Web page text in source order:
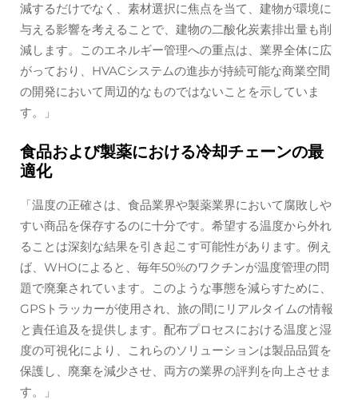
減するだけでなく、素材選択に焦点を当て、建物が環境に
与える影響を考えることで、建物の二酸化炭素排出量も削
減します。このエネルギー管理への重点は、業界全体に広
がっており、HVACシステムの進歩が持続可能な商業空間
の開発において周辺的なものではないことを示していま
す。」
食品および製薬における冷却チェーンの最
適化
「温度の正確さは、食品業界や製薬業界において腐敗しや
すい商品を保存するのに十分です。希望する温度から外れ
ることは深刻な結果を引き起こす可能性があります。例え
ば、WHOによると、毎年50%のワクチンが温度管理の問
題で廃棄されています。このような事態を減らすために、
GPSトラッカーが使用され、旅の間にリアルタイムの情報
と責任追及を提供します。配布プロセスにおける温度と湿
度の可視化により、これらのソリューションは製品品質を
保護し、廃棄を減少させ、両方の業界の評判を向上させま
す。」